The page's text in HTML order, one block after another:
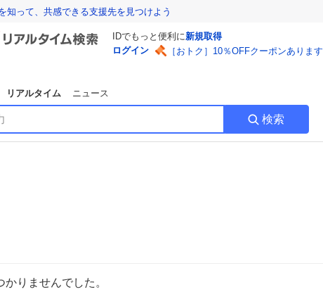
知って、共感できる支援先を見つけよう
IDでもっと便利に新規取得
ログイン
［おトク］10％OFFクーポンあります
リアルタイム ニュース
検索
りませんでした。